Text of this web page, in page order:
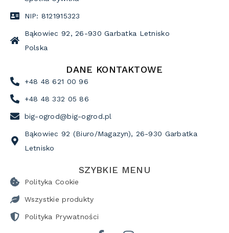
NIP: 8121915323
Bąkowiec 92, 26-930 Garbatka Letnisko
Polska
DANE KONTAKTOWE
+48 48 621 00 96
+48 48 332 05 86
big-ogrod@big-ogrod.pl
Bąkowiec 92 (Biuro/Magazyn), 26-930 Garbatka
Letnisko
SZYBKIE MENU
Polityka Cookie
Wszystkie produkty
Polityka Prywatności